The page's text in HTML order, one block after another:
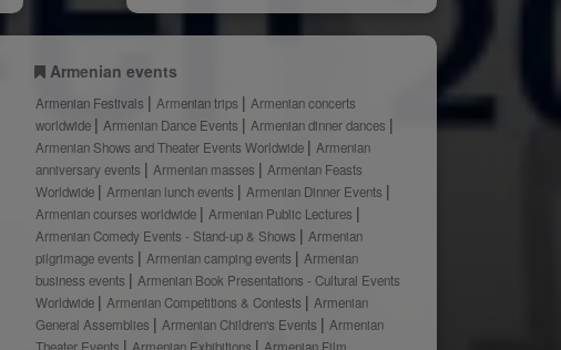
Armenian events
Armenian Festivals Armenian trips
Armenian concerts
worldwide
Armenian Dance Events
Armenian dinner dances
Armenian Shows and Theater Events Worldwide
Armenian
anniversary events
Armenian masses
Armenian Feasts
Worldwide
Armenian lunch events
Armenian Dinner Events
Armenian courses worldwide
Armenian Public Lectures
Armenian Comedy Events - Stand-up & Shows
Armenian
pilgrimage events
Armenian camping events
Armenian
business events
Armenian Book Presentations - Cultural Events
Worldwide
Armenian Competitions & Contests
Armenian
General Assemblies
Armenian Children's Events
Armenian